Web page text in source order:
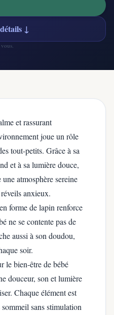
↓
et rassurant
joue un rôle
tout-petits. Grâce à sa
et à sa lumière douce,
atmosphère sereine
anxieux.
forme de lapin renforce
ne se contente pas de
aussi à son doudou,
soir.
le bien-être de bébé
douceur, son et lumière
Chaque élément est
sans stimulation